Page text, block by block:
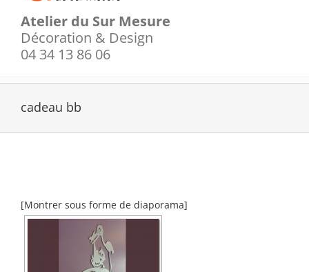
Atelier du Sur Mesure
Décoration & Design
04 34 13 86 06
cadeau bb
[Montrer sous forme de diaporama]